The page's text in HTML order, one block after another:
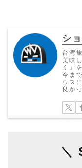
シ
台湾
美味
く」
今ま
ウス
良か
＼